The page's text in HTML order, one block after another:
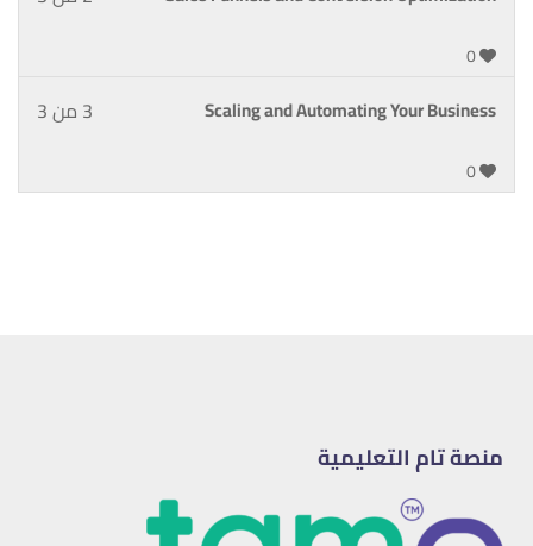
0
3 من 3 Scaling and Automating Your Business
0
منصة تام التعليمية